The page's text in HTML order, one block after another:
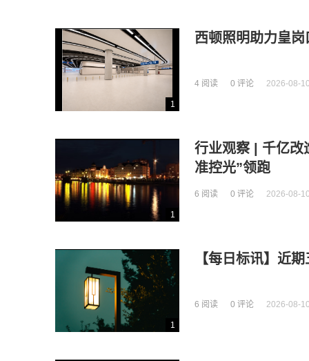
1
西顿照明助力皇
4 阅读 0 评论 2026-08-
1
行业观察 | 千亿改
准控光”领跑
6 阅读 0 评论 2026-08-
1
【每日标讯】近
6 阅读 0 评论 2026-08-